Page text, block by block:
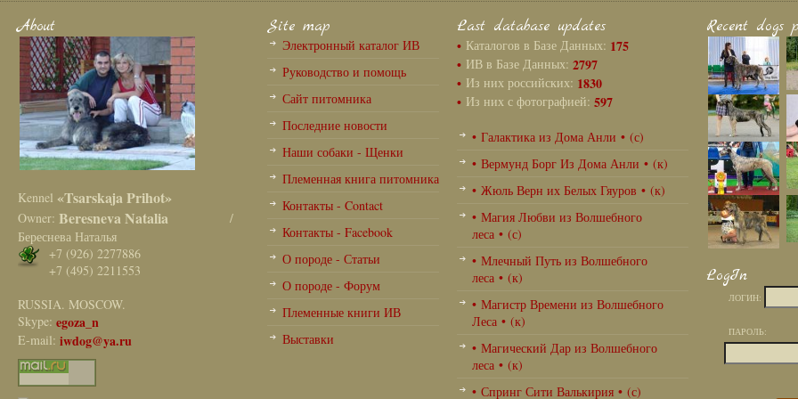
About
Kennel «Tsarskaja Prihot»
Owner: Beresneva Natalia /
Береснева Наталья
+7 (926) 2277886
+7 (495) 2211553
RUSSIA. MOSCOW.
Skype: egoza_n
E-mail: iwdog@ya.ru
Site map
Электронный каталог ИВ
Руководство и помощь
Сайт питомника
Последние новости
Наши собаки - Щенки
Племенная книга питомника
Контакты - Contact
Контакты - Facebook
О породе - Статьи
О породе - Форум
Племенные книги ИВ
Выставки
Last database updates
• Каталогов в Базе Данных: 175
• ИВ в Базе Данных: 2797
• Из них российских: 1830
• Из них с фотографией: 597
• Галактика из Дома Анли • (с)
• Вермунд Борг Из Дома Анли • (к)
• Жюль Верн их Белых Гяуров • (к)
• Магия Любви из Волшебного
леса • (с)
• Млечный Путь из Волшебного
леса • (к)
• Магистр Времени из Волшебного
Леса • (к)
• Магический Дар из Волшебного
леса • (к)
• Спринг Сити Валькирия • (с)
Recent dogs
LogIn
ЛОГИН:
ПАРОЛЬ: